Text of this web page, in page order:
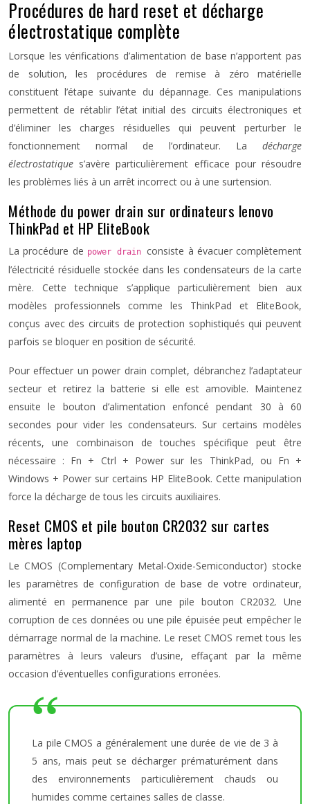
Procédures de hard reset et décharge
électrostatique complète
Lorsque les vérifications d’alimentation de base n’apportent pas
de solution, les procédures de remise à zéro matérielle
constituent l’étape suivante du dépannage. Ces manipulations
permettent de rétablir l’état initial des circuits électroniques et
d’éliminer les charges résiduelles qui peuvent perturber le
fonctionnement normal de l’ordinateur. La décharge
électrostatique s’avère particulièrement efficace pour résoudre
les problèmes liés à un arrêt incorrect ou à une surtension.
Méthode du power drain sur ordinateurs lenovo
ThinkPad et HP EliteBook
La procédure de power drain consiste à évacuer complètement
l’électricité résiduelle stockée dans les condensateurs de la carte
mère. Cette technique s’applique particulièrement bien aux
modèles professionnels comme les ThinkPad et EliteBook,
conçus avec des circuits de protection sophistiqués qui peuvent
parfois se bloquer en position de sécurité.
Pour effectuer un power drain complet, débranchez l’adaptateur
secteur et retirez la batterie si elle est amovible. Maintenez
ensuite le bouton d’alimentation enfoncé pendant 30 à 60
secondes pour vider les condensateurs. Sur certains modèles
récents, une combinaison de touches spécifique peut être
nécessaire : Fn + Ctrl + Power sur les ThinkPad, ou Fn +
Windows + Power sur certains HP EliteBook. Cette manipulation
force la décharge de tous les circuits auxiliaires.
Reset CMOS et pile bouton CR2032 sur cartes
mères laptop
Le CMOS (Complementary Metal-Oxide-Semiconductor) stocke
les paramètres de configuration de base de votre ordinateur,
alimenté en permanence par une pile bouton CR2032. Une
corruption de ces données ou une pile épuisée peut empêcher le
démarrage normal de la machine. Le reset CMOS remet tous les
paramètres à leurs valeurs d’usine, effaçant par la même
occasion d’éventuelles configurations erronées.
La pile CMOS a généralement une durée de vie de 3 à
5 ans, mais peut se décharger prématurément dans
des environnements particulièrement chauds ou
humides comme certaines salles de classe.